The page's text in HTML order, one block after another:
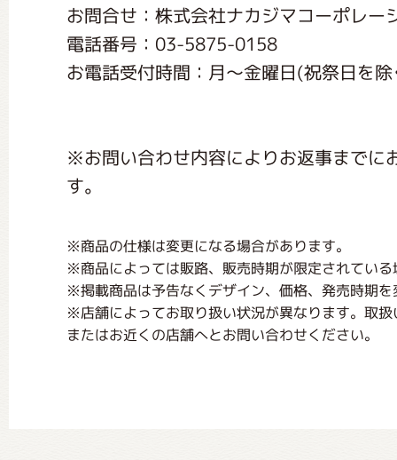
お問合せ：株式会社ナカジマコーポレー
電話番号：03-5875-0158
お電話受付時間：月〜金曜日(祝祭日を
※お問い合わせ内容によりお返事までに
す。
※商品の仕様は変更になる場合があります。
※商品によっては販路、販売時期が限定されてい
※掲載商品は予告なくデザイン、価格、発売時期
※店舗によってお取り扱い状況が異なります。取
またはお近くの店舗へとお問い合わせください。
くまのがっこう 家庭科部